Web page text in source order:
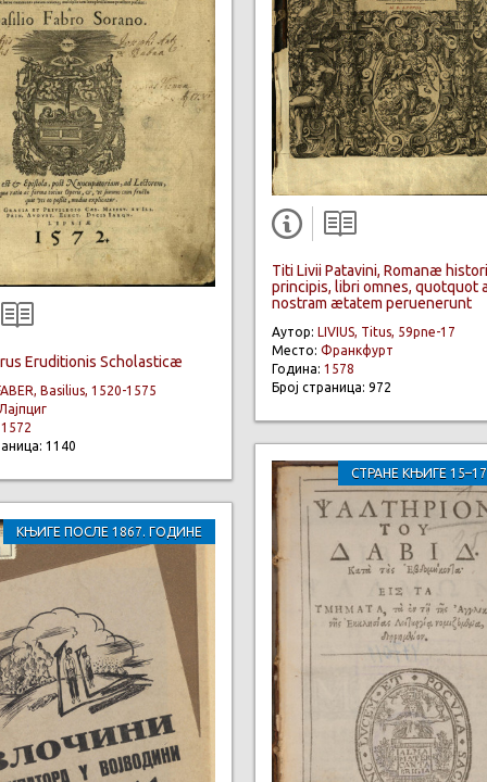
Eruditionis Scholasticæ
Basilius, 1520-1575
1572
1140
КЊИГЕ ПОСЛЕ 1867. ГОДИНЕ
Titi Livii Patavini, Romanæ
principis, libri omnes, quotquot
nostram ætatem peruenerunt
Аутор: LIVIUS, Titus, 59pne-17
Место: Франкфурт
Година: 1578
Број страница: 972
СТРАНЕ КЊИГЕ